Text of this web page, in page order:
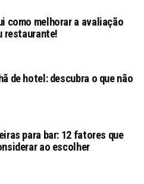
como melhorar a avaliação
restaurante!
de hotel: descubra o que não
para bar: 12 fatores que
ao escolher